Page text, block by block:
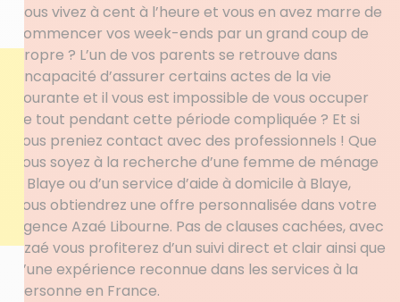
Vous vivez à cent à l’heure et vous en avez marre de
commencer vos week-ends par un grand coup de
propre ? L’un de vos parents se retrouve dans
l’incapacité d’assurer certains actes de la vie
courante et il vous est impossible de vous occuper
de tout pendant cette période compliquée ? Et si
vous preniez contact avec des professionnels ! Que
vous soyez à la recherche d’une femme de ménage
à Blaye ou d’un service d’aide à domicile à Blaye,
vous obtiendrez une offre personnalisée dans votre
agence Azaé Libourne. Pas de clauses cachées, avec
Azaé vous profiterez d’un suivi direct et clair ainsi que
d’une expérience reconnue dans les services à la
personne en France.